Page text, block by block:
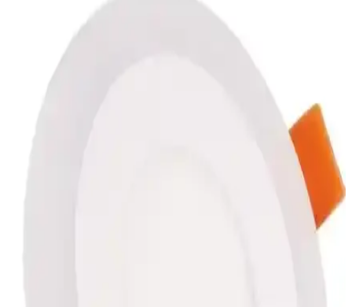
30 cm uzunluğundaki şerit şeklinde klasik konfeti, düğün ve
kutlamalarda kullanılmak üzere tasarlandı. Renkli, pratik ve uygun
fiyatlı, kutlamalarınıza renk ve eğlence katmaya devam ediyor.
BYSHOME ve Magic Hobby Peri LED Işık
Karşılaştırması: Özellikler ve Kullanım Alanları
Bu makalede, BYSHOME ve Magic Hobby peri LED ışık ürünleri
detaylı şekilde karşılaştırılıyor. Uzunluk, güç kaynağı, renk
seçenekleri ve kullanıcı yorumlarıyla her iki ürünün avantajları ve